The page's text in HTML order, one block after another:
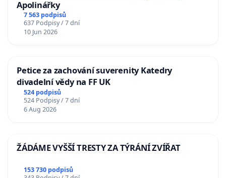
Apolinářky
7 563 podpisů
637 Podpisy / 7 dní
10 Jun 2026
Petice za zachování suverenity Katedry
divadelní vědy na FF UK
524 podpisů
524 Podpisy / 7 dní
6 Aug 2026
ŽÁDÁME VYŠŠÍ TRESTY ZA TÝRÁNÍ ZVÍŘAT
153 730 podpisů